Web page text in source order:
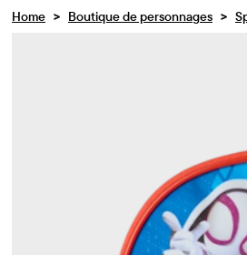
Home > Boutique de personnages >